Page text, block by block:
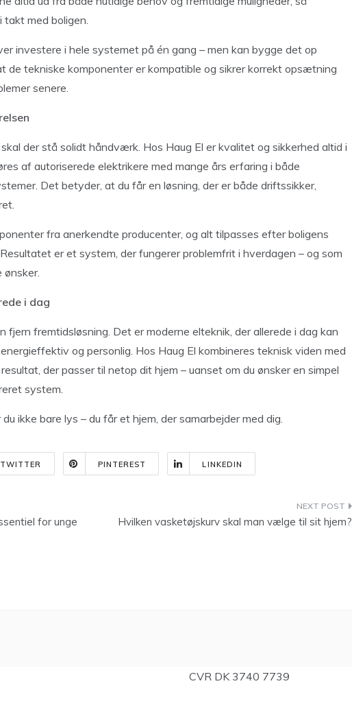
med boligen.
investere i hele systemet på én gang – men kan bygge det op
de tekniske komponenter er kompatible og sikrer korrekt opsætning
senere.
der stå solidt håndværk. Hos Haug El er kvalitet og sikkerhed altid i
af autoriserede elektrikere med mange års erfaring i både
Det betyder, at du får en løsning, der er både driftssikker,
fra anerkendte producenter, og alt tilpasses efter boligens
er et system, der fungerer problemfrit i hverdagen – og som
i dag
fjern fremtidsløsning. Det er moderne elteknik, der allerede i dag kan
og personlig. Hos Haug El kombineres teknisk viden med
der passer til netop dit hjem – uanset om du ønsker en simpel
system.
ikke bare lys – du får et hjem, der samarbejder med dig.
TWITTER PINTEREST LINKEDIN
for unge
Hvilken vasketøjskurv skal man vælge til sit hjem?
CVR DK 3740 7739